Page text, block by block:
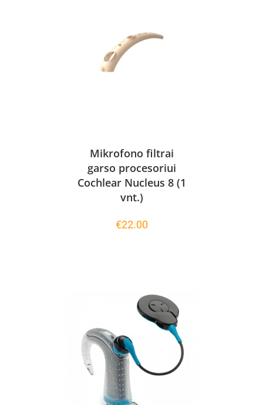
Mikrofono filtrai
garso procesoriui
Cochlear Nucleus 8 (1
vnt.)
€22.00